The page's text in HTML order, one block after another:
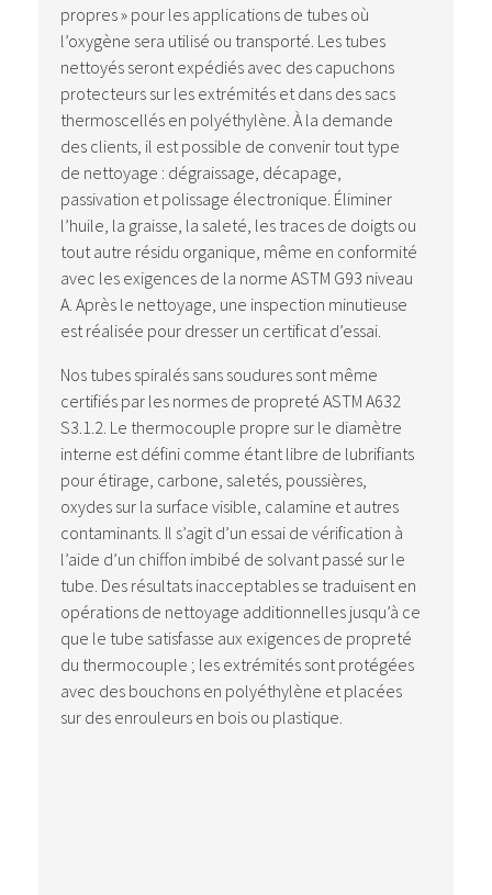
propres » pour les applications de tubes où
l’oxygène sera utilisé ou transporté. Les tubes
nettoyés seront expédiés avec des capuchons
protecteurs sur les extrémités et dans des sacs
thermoscellés en polyéthylène. À la demande
des clients, il est possible de convenir tout type
de nettoyage : dégraissage, décapage,
passivation et polissage électronique. Éliminer
l’huile, la graisse, la saleté, les traces de doigts ou
tout autre résidu organique, même en conformité
avec les exigences de la norme ASTM G93 niveau
A. Après le nettoyage, une inspection minutieuse
est réalisée pour dresser un certificat d’essai.
Nos tubes spiralés sans soudures sont même
certifiés par les normes de propreté ASTM A632
S3.1.2. Le thermocouple propre sur le diamètre
interne est défini comme étant libre de lubrifiants
pour étirage, carbone, saletés, poussières,
oxydes sur la surface visible, calamine et autres
contaminants. Il s’agit d’un essai de vérification à
l’aide d’un chiffon imbibé de solvant passé sur le
tube. Des résultats inacceptables se traduisent en
opérations de nettoyage additionnelles jusqu’à ce
que le tube satisfasse aux exigences de propreté
du thermocouple ; les extrémités sont protégées
avec des bouchons en polyéthylène et placées
sur des enrouleurs en bois ou plastique.